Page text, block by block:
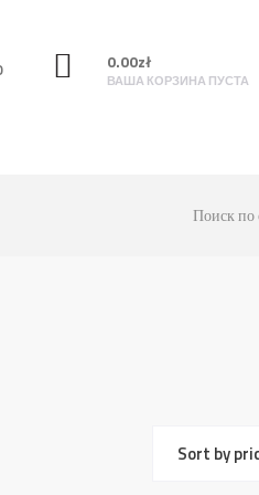
0.00zł
ВАША КОРЗИНА ПУСТА